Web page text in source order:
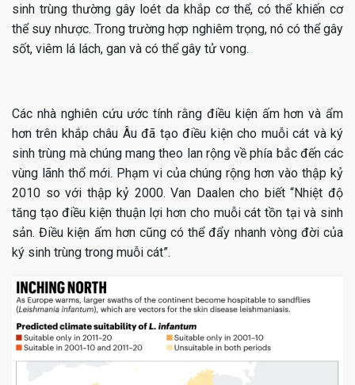
sinh trùng thường gây loét da khắp cơ thể, có thể khiến cơ
thể suy nhược. Trong trường hợp nghiêm trọng, nó có thể gây
sốt, viêm lá lách, gan và có thể gây tử vong.
Các nhà nghiên cứu ước tính rằng điều kiện ấm hơn và ẩm
hơn trên khắp châu Âu đã tạo điều kiện cho muỗi cát và ký
sinh trùng mà chúng mang theo lan rộng về phía bắc đến các
vùng lãnh thổ mới. Phạm vi của chúng rộng hơn vào thập kỷ
2010 so với thập kỷ 2000. Van Daalen cho biết “Nhiệt độ
tăng tạo điều kiện thuận lợi hơn cho muỗi cát tồn tại và sinh
sản. Điều kiện ấm hơn cũng có thể đẩy nhanh vòng đời của
ký sinh trùng trong muỗi cát”.